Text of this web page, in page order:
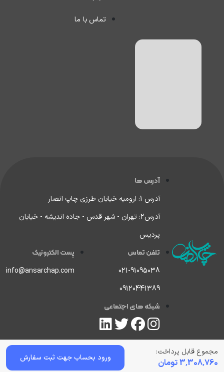
مجموع قابل پرداخت:
3,308,760تومان ورود بحساب جهت ثبت سفارش
تماس با ما
آدرس ها
آدرس 1: ارومیه خیابان طرزی چاپ انصار
آدرس2: تهران - شهر قدس - جاده اندیشه - خیابان
پردیس
تلفن تماس
021-91095038
09120441389
پست الکترونیک
info@ansarchap.com
شبکه های اجتماعی
تمامی حقوق سایت متعلق به چاپ انصار می باشد.